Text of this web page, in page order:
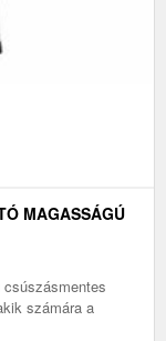
MAGASSÁGÚ
számára a